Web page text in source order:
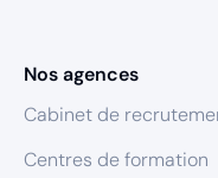
Nos agences
Cabinet de
Centres de formation